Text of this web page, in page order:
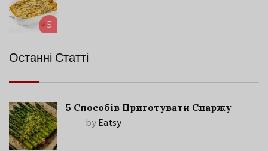
5
Останні Статті
5 Способів Приготувати Спаржу
byEatsy